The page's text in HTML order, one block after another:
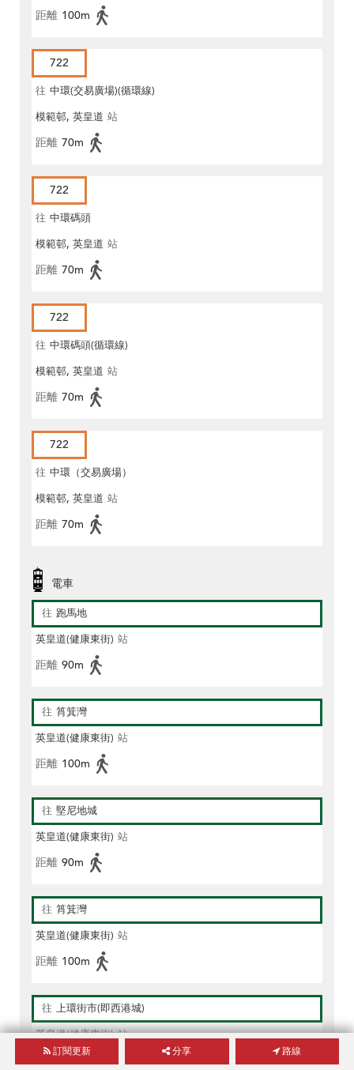
距離 100m
722
往 中環(交易廣場)(循環線)
模範邨, 英皇道 站
距離 70m
722
往 中環碼頭
模範邨, 英皇道 站
距離 70m
722
往 中環碼頭(循環線)
模範邨, 英皇道 站
距離 70m
722
往 中環（交易廣場）
模範邨, 英皇道 站
距離 70m
電車
往 跑馬地
英皇道(健康東街) 站
距離 90m
往 筲箕灣
英皇道(健康東街) 站
距離 100m
往 堅尼地城
英皇道(健康東街) 站
距離 90m
往 筲箕灣
英皇道(健康東街) 站
距離 100m
往 上環街市(即西港城)
英皇道(健康東街) 站
距離 90m
訂閱更新 分享 路線